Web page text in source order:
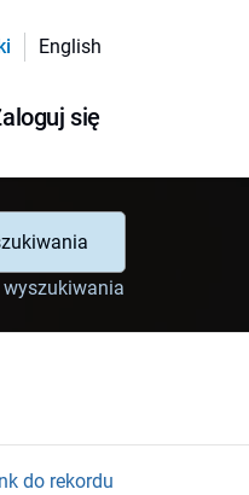
English
się
do rekordu